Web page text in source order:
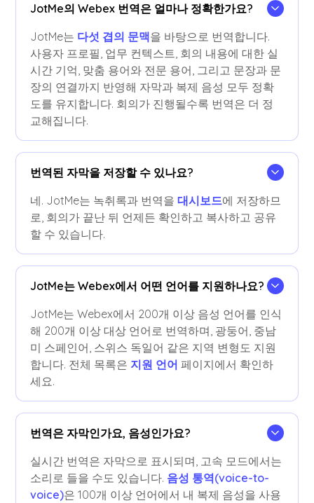
JotMe의 Webex 번역은 얼마나 정확한가요?
JotMe는 다섯 겹의 문맥을 바탕으로 번역합니다.
사용자 프로필, 업무 컨텍스트, 회의 내용에 대한 실
시간 기억, 맞춤 용어와 전문 용어, 그리고 문장과 문
장의 연결까지 반영해 자막과 복제 음성 모두 정확
도를 유지합니다. 회의가 진행될수록 번역은 더 정
교해집니다.
번역된 자막을 저장할 수 있나요?
네. JotMe는 녹취록과 번역을대시보드에 저장하므
로, 회의가 끝난 뒤 언제든 확인하고 복사하고 공유
할 수 있습니다.
JotMe는 Webex에서 어떤 언어를 지원하나요?
JotMe는 Webex에서 200개 이상 음성 언어를 인식
해 200개 이상 대상 언어로 번역하며, 광둥어, 중남
미 스페인어, 스위스 독일어 같은 지역 변형도 지원
합니다. 전체 목록은 지원 언어 페이지에서 확인하
세요.
번역은 자막인가요, 음성인가요?
실시간 번역은 자막으로 표시되며, 고속 모드에서는
소리로 들을 수도 있습니다. 음성 통역(voice-to-
voice)은 100개 이상 언어에서 내 복제 음성을 사용